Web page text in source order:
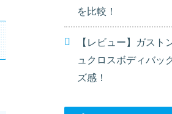
を比較！
【レビュー】ガスト
ュクロスボディバ
ズ感！